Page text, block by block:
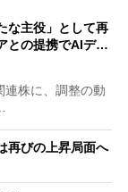
な主役」として再
との提携でAIデ…
株に、調整の動
再びの上昇局面へ